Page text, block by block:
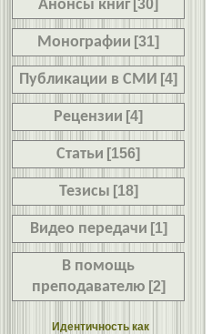
Анонсы книг [30]
Монографии [31]
Публикации в СМИ [4]
Рецензии [4]
Статьи [156]
Тезисы [18]
Видео передачи [1]
В помощь
преподавателю [2]
Идентичность как